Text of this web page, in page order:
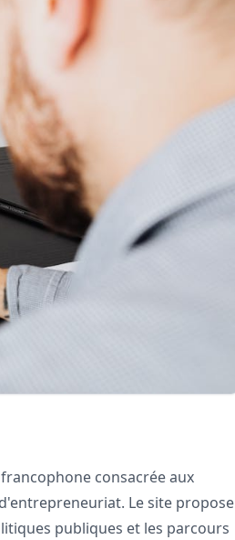
consacrée aux
Le site propose
publiques et les parcours